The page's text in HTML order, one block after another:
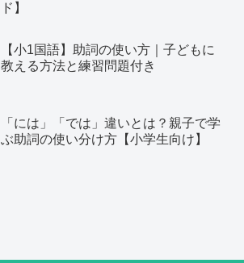
ド】
【小1国語】助詞の使い方｜子どもに
教える方法と練習問題付き
「には」「では」違いとは？親子で学
ぶ助詞の使い分け方【小学生向け】